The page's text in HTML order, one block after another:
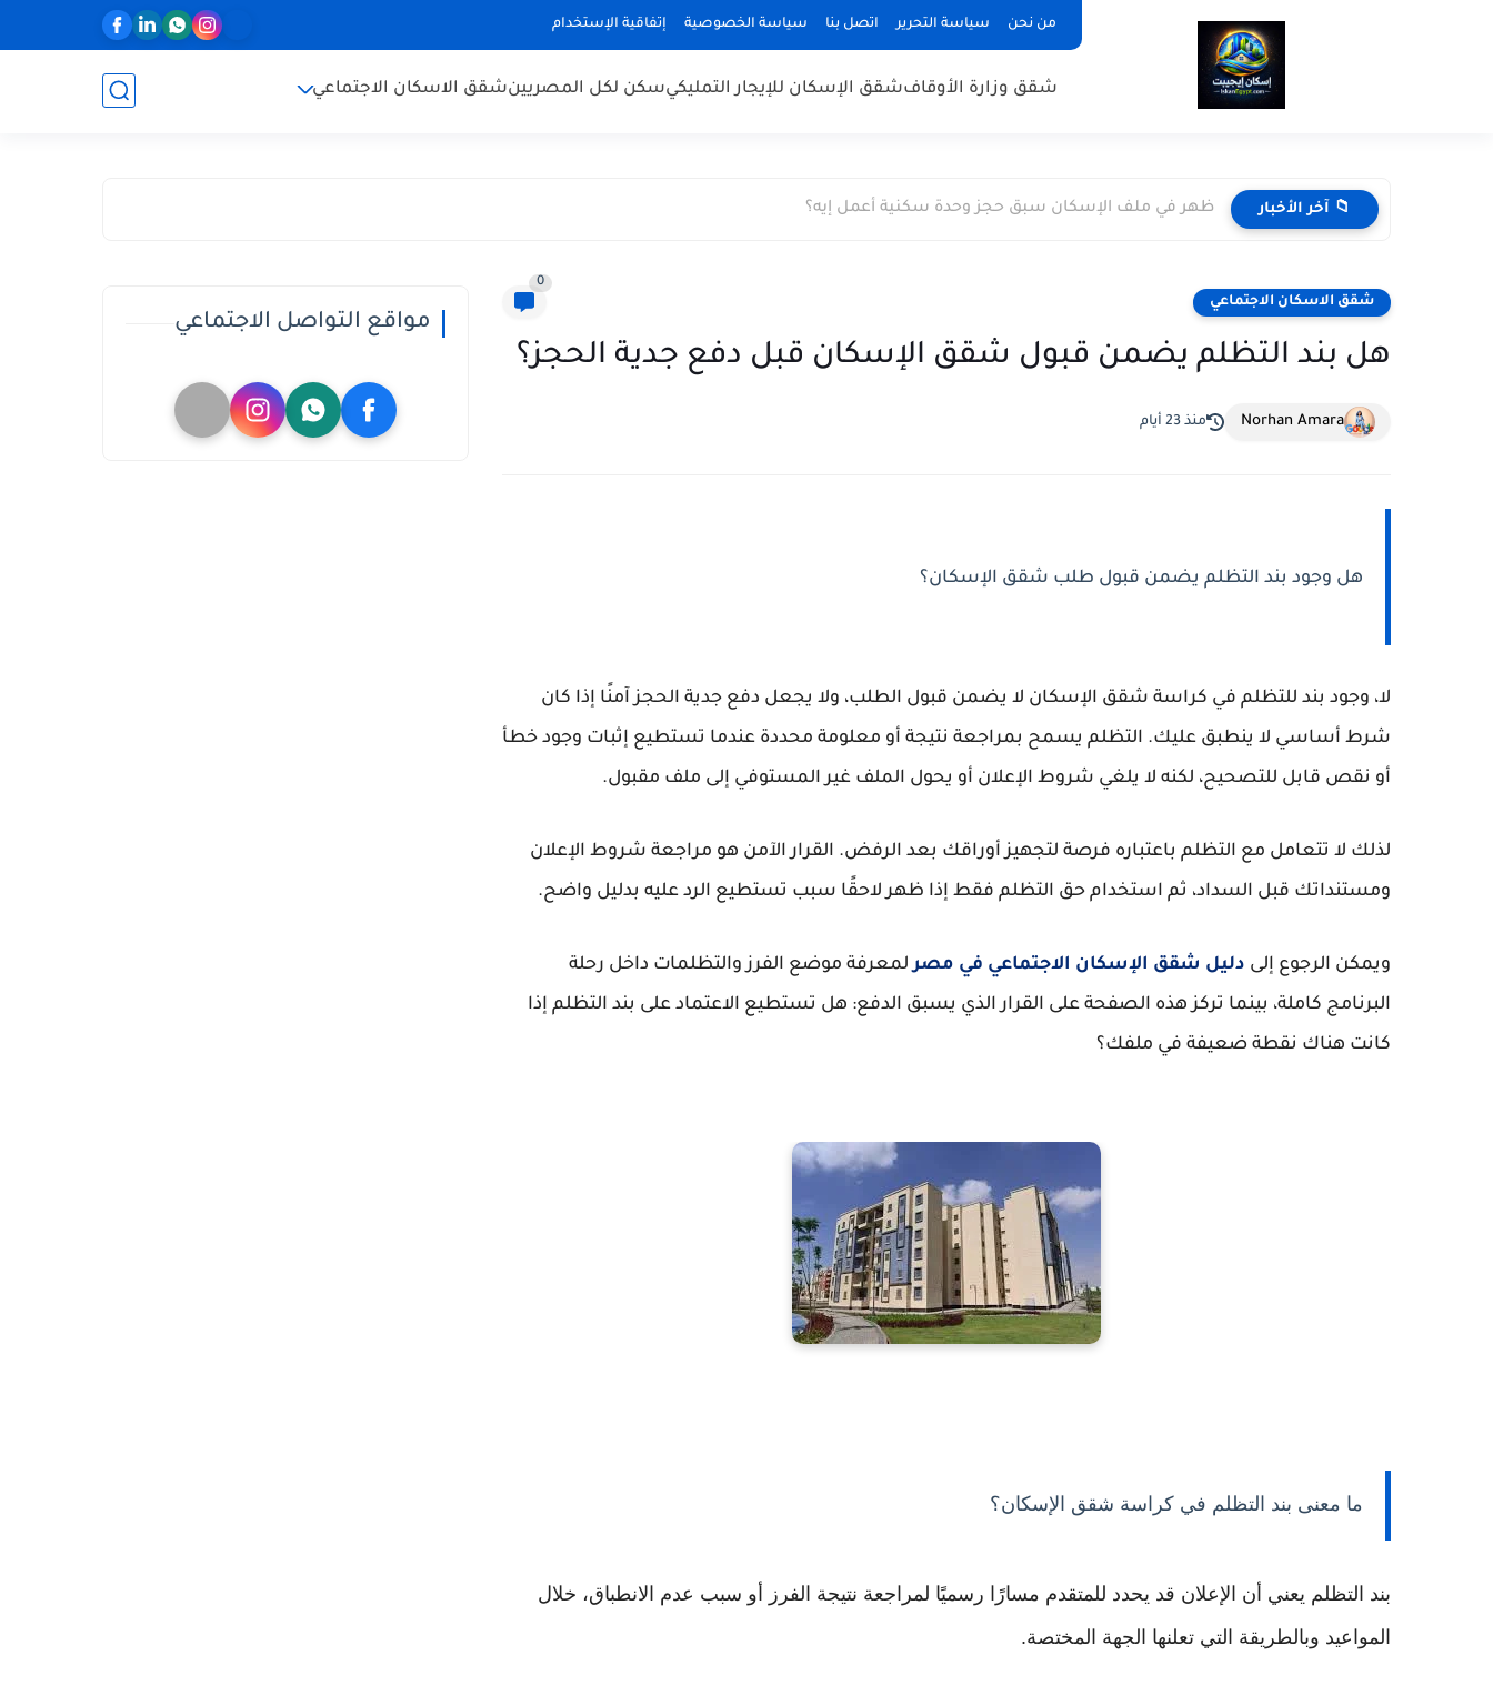
من نحن سياسة التحرير اتصل بنا سياسة الخصوصية إتفاقية الإستخدام
شقق وزارة الأوقافشقق الإسكان للإيجار التمليكيسكن لكل المصريينشقق الاسكان الاجتماعي
📁 آخر الأخبار ظهر في ملف الإسكان سبق حجز وحدة سكنية أعمل إيه؟
شقق الاسكان الاجتماعي
0
هل بند التظلم يضمن قبول شقق الإسكان قبل دفع جدية الحجز؟
Norhan Amara منذ 23 أيام
هل وجود بند التظلم يضمن قبول طلب شقق الإسكان؟
لا، وجود بند للتظلم في كراسة شقق الإسكان لا يضمن قبول الطلب، ولا يجعل دفع جدية الحجز آمنًا إذا كان
شرط أساسي لا ينطبق عليك. التظلم يسمح بمراجعة نتيجة أو معلومة محددة عندما تستطيع إثبات وجود خطأ
أو نقص قابل للتصحيح، لكنه لا يلغي شروط الإعلان أو يحول الملف غير المستوفي إلى ملف مقبول.
لذلك لا تتعامل مع التظلم باعتباره فرصة لتجهيز أوراقك بعد الرفض. القرار الآمن هو مراجعة شروط الإعلان
ومستنداتك قبل السداد، ثم استخدام حق التظلم فقط إذا ظهر لاحقًا سبب تستطيع الرد عليه بدليل واضح.
ويمكن الرجوع إلى دليل شقق الإسكان الاجتماعي في مصرلمعرفة موضع الفرز والتظلمات داخل رحلة
البرنامج كاملة، بينما تركز هذه الصفحة على القرار الذي يسبق الدفع: هل تستطيع الاعتماد على بند التظلم إذا
كانت هناك نقطة ضعيفة في ملفك؟
ما معنى بند التظلم في كراسة شقق الإسكان؟
بند التظلم يعني أن الإعلان قد يحدد للمتقدم مسارًا رسميًا لمراجعة نتيجة الفرز أو سبب عدم الانطباق، خلال
المواعيد وبالطريقة التي تعلنها الجهة المختصة.
مواقع التواصل الاجتماعي